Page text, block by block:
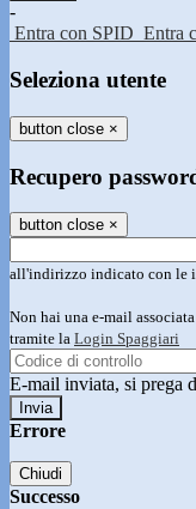
-
Entra con SPID Entra
Seleziona utente
button close ×
Recupero
button close ×
all'indirizzo indicato con le
Non hai una e-mail
tramite la Login Spaggiari
E-mail inviata, si prega
Errore
Chiudi
Successo